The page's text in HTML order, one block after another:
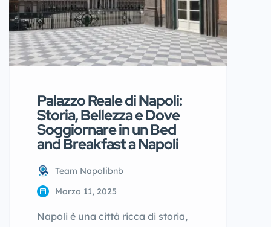
Scopri cosa fare, cosa mangiare e
dove […]
Palazzo Reale di Napoli:
Storia, Bellezza e Dove
Soggiornare in un Bed
and Breakfast a Napoli
Team Napolibnb
Marzo 11, 2025
Napoli è una città ricca di storia,